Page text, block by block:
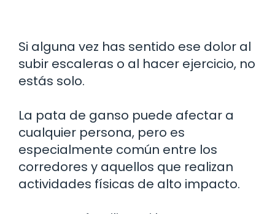
Si alguna vez has sentido ese dolor al
subir escaleras o al hacer ejercicio, no
estás solo.
La pata de ganso puede afectar a
cualquier persona, pero es
especialmente común entre los
corredores y aquellos que realizan
actividades físicas de alto impacto.